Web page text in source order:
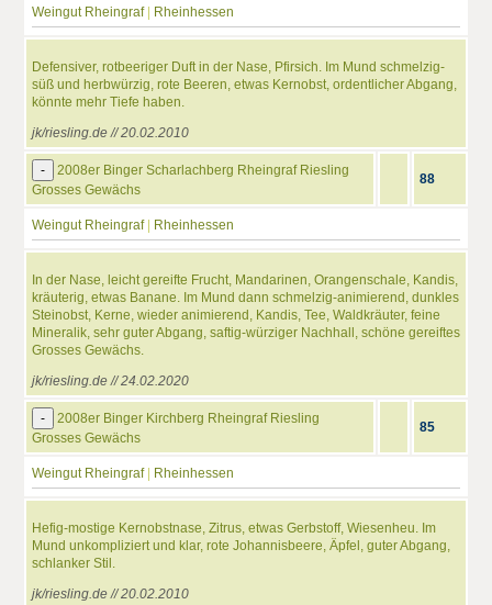
Weingut Rheingraf| Rheinhessen
Defensiver, rotbeeriger Duft in der Nase, Pfirsich. Im Mund schmelzig-
süß und herbwürzig, rote Beeren, etwas Kernobst, ordentlicher Abgang,
könnte mehr Tiefe haben.
jk/riesling.de // 20.02.2010
-
2008er Binger Scharlachberg Rheingraf Riesling
Grosses Gewächs
88
Weingut Rheingraf| Rheinhessen
In der Nase, leicht gereifte Frucht, Mandarinen, Orangenschale, Kandis,
kräuterig, etwas Banane. Im Mund dann schmelzig-animierend, dunkles
Steinobst, Kerne, wieder animierend, Kandis, Tee, Waldkräuter, feine
Mineralik, sehr guter Abgang, saftig-würziger Nachhall, schöne gereiftes
Grosses Gewächs.
jk/riesling.de // 24.02.2020
-
2008er Binger Kirchberg Rheingraf Riesling
Grosses Gewächs
85
Weingut Rheingraf| Rheinhessen
Hefig-mostige Kernobstnase, Zitrus, etwas Gerbstoff, Wiesenheu. Im
Mund unkompliziert und klar, rote Johannisbeere, Äpfel, guter Abgang,
schlanker Stil.
jk/riesling.de // 20.02.2010